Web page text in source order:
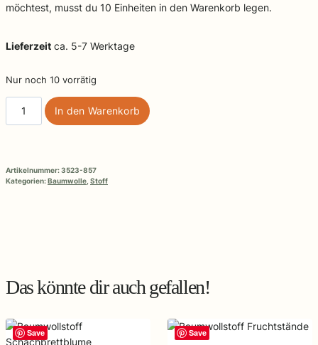
möchtest, musst du 10 Einheiten in den Warenkorb legen.
Lieferzeit ca. 5-7 Werktage
Nur noch 10 vorrätig
Baumwollstoff
Wintervögel
In den Warenkorb
Artikelnummer:3523-857
Kategorien:Baumwolle Stoff
Das könnte dir auch gefallen!
Save Save